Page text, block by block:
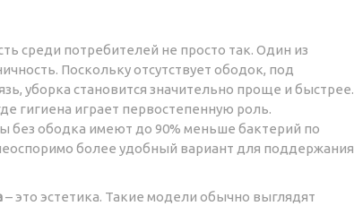
среди потребителей не просто так. Один из
Поскольку отсутствует ободок, под
уборка становится значительно проще и быстрее.
гигиена играет первостепенную роль.
без ободка имеют до 90% меньше бактерий по
более удобный вариант для поддержания
– это эстетика. Такие модели обычно выглядят